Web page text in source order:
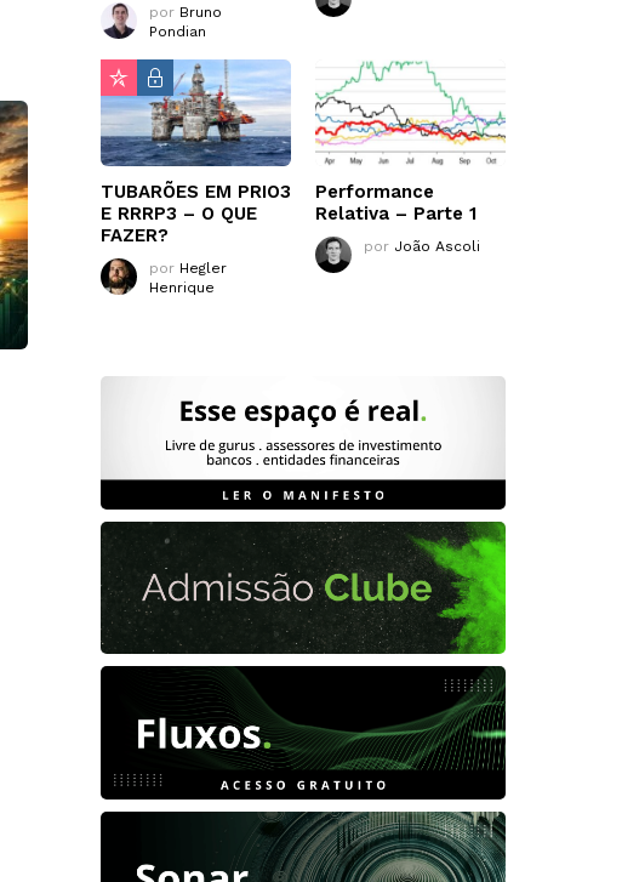
por Bruno
Pondian
TUBARÕES EM PRIO3
E RRRP3 – O QUE
FAZER?
por Hegler
Henrique
Performance
Relativa – Parte 1
por João Ascoli